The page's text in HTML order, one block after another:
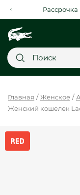
Рассрочка
SALE
Главная Женское
Женский кошелек